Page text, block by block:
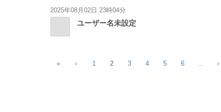
2025年08月02日 23時04分
ユーザー名未設定
« ‹ 1 2 3 4 5 6 … ›